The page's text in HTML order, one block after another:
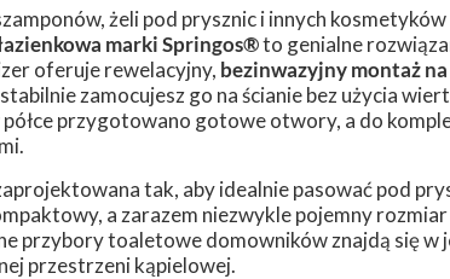
żeli pod prysznic i innych
marki Springos®to genialne
oferuje rewelacyjny, bezinwazyjny montaż
zamocujesz go na ścianie bez użycia
przygotowano gotowe otwory, a do
tak, aby idealnie pasować pod
a zarazem niezwykle pojemny
przybory toaletowe domowników znajdą się w
przestrzeni kąpielowej.